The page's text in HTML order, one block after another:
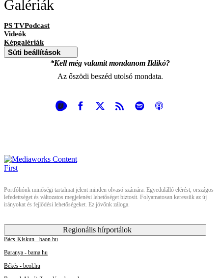
Galériák
PS TVPodcast
Videók
Képgalériák
Süti beállítások
*Kell még valamit mondanom Ildikó?
Az őszödi beszéd utolsó mondata.
Portfóliónk minőségi tartalmat jelent minden olvasó számára. Egyedülálló elérést, országos
lefedettséget és változatos megjelenési lehetőséget biztosít. Folyamatosan keressük az új
irányokat és fejlődési lehetőségeket. Ez jövőnk záloga.
Regionális hírportálok
Bács-Kiskun - baon.hu
Baranya - bama.hu
Békés - beol.hu